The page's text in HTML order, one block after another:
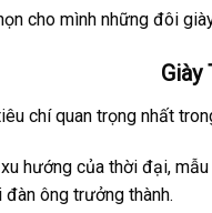
cho mình những đôi
Giày
chí quan trọng nhất
hướng của thời đại,
ông trưởng thành.